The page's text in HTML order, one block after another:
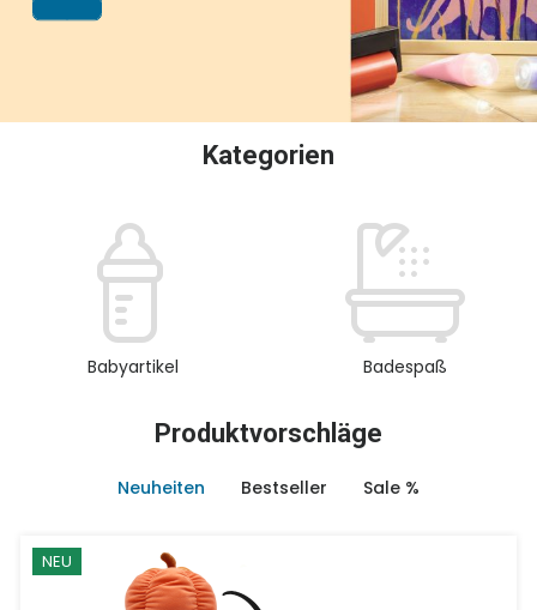
Kategorien
Babyartikel Badespaß
Produktvorschläge
Neuheiten Bestseller Sale %
NEU